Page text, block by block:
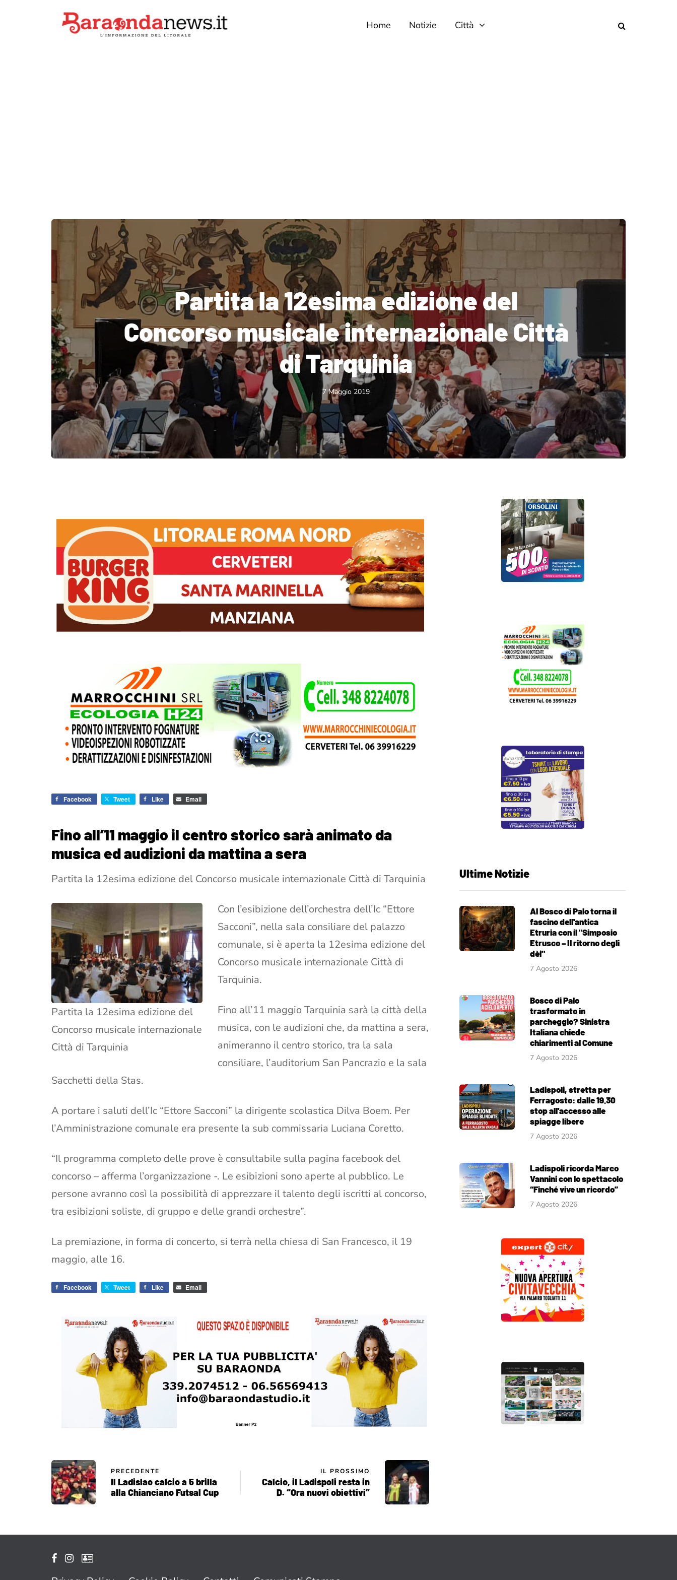
Home Notizie Città
Partita la 12esima edizione del
Concorso musicale internazionale Città
di Tarquinia
7 Maggio 2019
Facebook Tweet Like Email
Fino all’11 maggio il centro storico sarà animato da
musica ed audizioni da mattina a sera
Partita la 12esima edizione del Concorso musicale internazionale Città di Tarquinia
Partita la 12esima edizione del
Concorso musicale internazionale
Città di Tarquinia
Con l’esibizione dell’orchestra dell’Ic “Ettore
Sacconi”, nella sala consiliare del palazzo
comunale, si è aperta la 12esima edizione del
Concorso musicale internazionale Città di
Tarquinia.
Fino all’11 maggio Tarquinia sarà la città della
musica, con le audizioni che, da mattina a sera,
animeranno il centro storico, tra la sala
consiliare, l’auditorium San Pancrazio e la sala
Sacchetti della Stas.
A portare i saluti dell’Ic “Ettore Sacconi” la dirigente scolastica Dilva Boem. Per
l’Amministrazione comunale era presente la sub commissaria Luciana Coretto.
“Il programma completo delle prove è consultabile sulla pagina facebook del
concorso – afferma l’organizzazione -. Le esibizioni sono aperte al pubblico. Le
persone avranno così la possibilità di apprezzare il talento degli iscritti al concorso,
tra esibizioni soliste, di gruppo e delle grandi orchestre”.
La premiazione, in forma di concerto, si terrà nella chiesa di San Francesco, il 19
maggio, alle 16.
Facebook Tweet Like Email
PRECEDENTE
Il Ladislao calcio a 5 brilla
alla Chianciano Futsal Cup
IL PROSSIMO
Calcio, il Ladispoli resta in
D. “Ora nuovi obiettivi”
Ultime Notizie
Al Bosco di Palo torna il
fascino dell'antica
Etruria con il "Simposio
Etrusco – Il ritorno degli
dèi"
7 Agosto 2026
Bosco di Palo
trasformato in
parcheggio? Sinistra
Italiana chiede
chiarimenti al Comune
7 Agosto 2026
Ladispoli, stretta per
Ferragosto: dalle 19.30
stop all'accesso alle
spiagge libere
7 Agosto 2026
Ladispoli ricorda Marco
Vannini con lo spettacolo
“Finché vive un ricordo”
7 Agosto 2026